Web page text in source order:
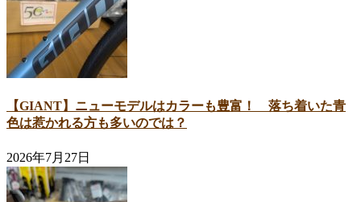
【GIANT】ニューモデルはカラーも豊富！ 落ち着いた青
色は惹かれる方も多いのでは？
2026年7月27日